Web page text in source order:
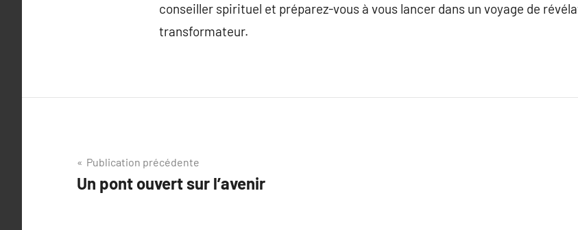
conseiller spirituel et préparez-vous à vous lancer dans un voyage de
transformateur.
Navigation
de
Publication précédente
Un pont ouvert sur l’avenir